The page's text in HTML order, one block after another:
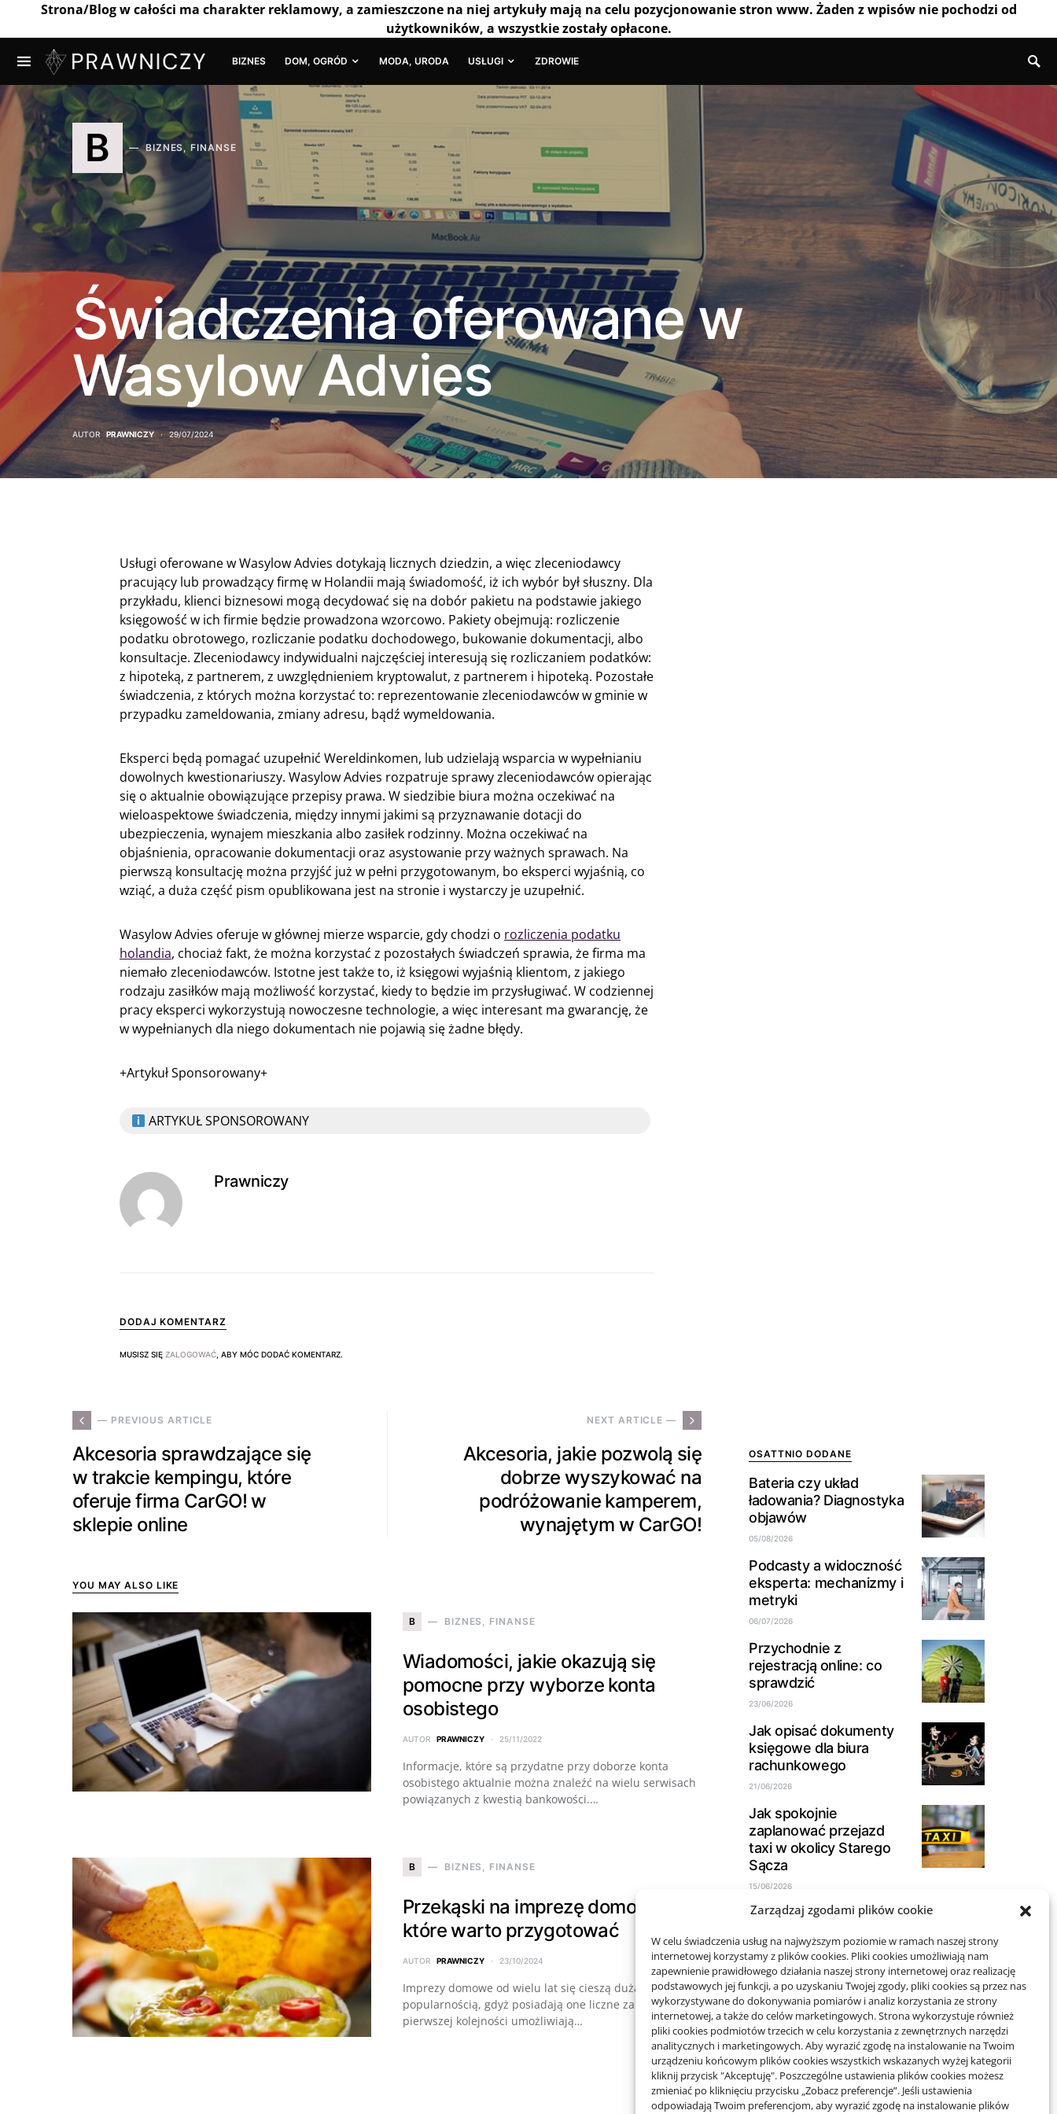
Zarządzaj zgodami plików cookie
W celu świadczenia usług na najwyższym poziomie w ramach naszej strony
internetowej korzystamy z plików cookies. Pliki cookies umożliwiają nam
zapewnienie prawidłowego działania naszej strony internetowej oraz realizację
podstawowych jej funkcji, a po uzyskaniu Twojej zgody, pliki cookies są przez nas
wykorzystywane do dokonywania pomiarów i analiz korzystania ze strony
internetowej, a także do celów marketingowych. Strona wykorzystuje również
pliki cookies podmiotów trzecich w celu korzystania z zewnętrznych narzędzi
analitycznych i marketingowych. Aby wyrazić zgodę na instalowanie na Twoim
urządzeniu końcowym plików cookies wszystkich wskazanych wyżej kategorii
kliknij przycisk "Akceptuję". Poszczególne ustawienia plików cookies możesz
zmieniać po kliknięciu przycisku „Zobacz preferencje”. Jeśli ustawienia
odpowiadają Twoim preferencjom, aby wyrazić zgodę na instalowanie plików
Strona/Blog w całości ma charakter reklamowy, a zamieszczone na niej artykuły mają na celu pozycjonowanie stron www. Żaden z wpisów nie pochodzi od
użytkowników, a wszystkie zostały opłacone.
BIZNES DOM, OGRÓD MODA, URODA USŁUGI ZDROWIE
B BIZNES, FINANSE
Świadczenia oferowane w
Wasylow Advies
AUTOR PRAWNICZY 29/07/2024
Usługi oferowane w Wasylow Advies dotykają licznych dziedzin, a więc zleceniodawcy
pracujący lub prowadzący firmę w Holandii mają świadomość, iż ich wybór był słuszny. Dla
przykładu, klienci biznesowi mogą decydować się na dobór pakietu na podstawie jakiego
księgowość w ich firmie będzie prowadzona wzorcowo. Pakiety obejmują: rozliczenie
podatku obrotowego, rozliczanie podatku dochodowego, bukowanie dokumentacji, albo
konsultacje. Zleceniodawcy indywidualni najczęściej interesują się rozliczaniem podatków:
z hipoteką, z partnerem, z uwzględnieniem kryptowalut, z partnerem i hipoteką. Pozostałe
świadczenia, z których można korzystać to: reprezentowanie zleceniodawców w gminie w
przypadku zameldowania, zmiany adresu, bądź wymeldowania.
Eksperci będą pomagać uzupełnić Wereldinkomen, lub udzielają wsparcia w wypełnianiu
dowolnych kwestionariuszy. Wasylow Advies rozpatruje sprawy zleceniodawców opierając
się o aktualnie obowiązujące przepisy prawa. W siedzibie biura można oczekiwać na
wieloaspektowe świadczenia, między innymi jakimi są przyznawanie dotacji do
ubezpieczenia, wynajem mieszkania albo zasiłek rodzinny. Można oczekiwać na
objaśnienia, opracowanie dokumentacji oraz asystowanie przy ważnych sprawach. Na
pierwszą konsultację można przyjść już w pełni przygotowanym, bo eksperci wyjaśnią, co
wziąć, a duża część pism opublikowana jest na stronie i wystarczy je uzupełnić.
Wasylow Advies oferuje w głównej mierze wsparcie, gdy chodzi o rozliczenia podatku
holandia, chociaż fakt, że można korzystać z pozostałych świadczeń sprawia, że firma ma
niemało zleceniodawców. Istotne jest także to, iż księgowi wyjaśnią klientom, z jakiego
rodzaju zasiłków mają możliwość korzystać, kiedy to będzie im przysługiwać. W codziennej
pracy eksperci wykorzystują nowoczesne technologie, a więc interesant ma gwarancję, że
w wypełnianych dla niego dokumentach nie pojawią się żadne błędy.
+Artykuł Sponsorowany+
ARTYKUŁ SPONSOROWANY
Prawniczy
DODAJ KOMENTARZ
MUSISZ SIĘ ZALOGOWAĆ , ABY MÓC DODAĆ KOMENTARZ.
— PREVIOUS ARTICLE
Akcesoria sprawdzające się
w trakcie kempingu, które
oferuje firma CarGO! w
sklepie online
NEXT ARTICLE —
Akcesoria, jakie pozwolą się
dobrze wyszykować na
podróżowanie kamperem,
wynajętym w CarGO!
YOU MAY ALSO LIKE
B BIZNES, FINANSE
Wiadomości, jakie okazują się
pomocne przy wyborze konta
osobistego
AUTOR PRAWNICZY 25/11/2022
Informacje, które są przydatne przy doborze konta
osobistego aktualnie można znaleźć na wielu serwisach
powiązanych z kwestią bankowości.…
B BIZNES, FINANSE
Przekąski na imprezę domową –
które warto przygotować
AUTOR PRAWNICZY 23/10/2024
Imprezy domowe od wielu lat się cieszą dużą
popularnością, gdyż posiadają one liczne zalety. W
pierwszej kolejności umożliwiają…
OSATTNIO DODANE
Bateria czy układ
ładowania? Diagnostyka
objawów
05/08/2026
Podcasty a widoczność
eksperta: mechanizmy i
metryki
06/07/2026
Przychodnie z
rejestracją online: co
sprawdzić
23/06/2026
Jak opisać dokumenty
księgowe dla biura
rachunkowego
21/06/2026
Jak spokojnie
zaplanować przejazd
taxi w okolicy Starego
Sącza
15/06/2026
Projekty domów Rzeszów
wizytówki nap